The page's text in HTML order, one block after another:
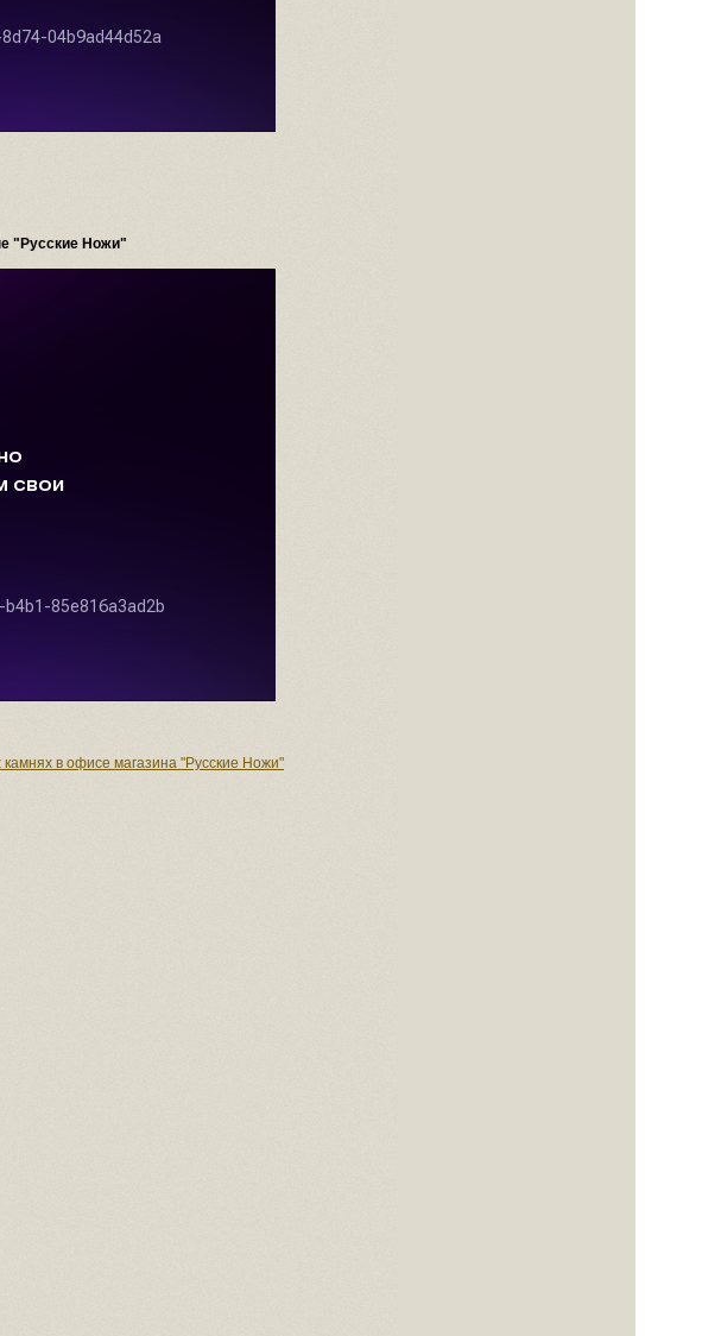
"Русские Ножи"
в офисе магазина "Русские Ножи"